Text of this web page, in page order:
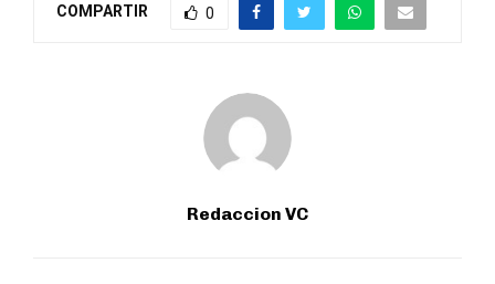
COMPARTIR 0
Redaccion VC